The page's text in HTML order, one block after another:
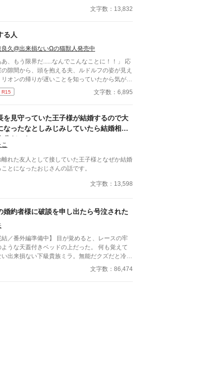
がないし！寒いところ嫌いだし！よし、やめよ
こうして俺は逃亡することに決めた。
文字数：13,832
る人
良久@出来損ないΩの猫獣人発売中
あ、もう限界だ......なんでこんなことに！！」 応
の隙間から、頭を抱える夫、ルドルフの姿が見え
リオンの帰りが遅いことを知っていたから気が緩
屋敷で愚痴を溢してしまったのだろう。 三年
ルドルフの家からの申し出により、リオンは彼と
性がいたのだ。 『限界』という言葉に悩んだリ
はやがてひとつの決断をする。
R15 文字数：6,895
を見守っていた王子様が結婚するので大
なったなとしみじみしていたら結婚相手
分だった
離れた友人として接していた王子様となぜか結婚
とになったおじさんの話です。
文字数：13,598
婚約者様に破談を申し出たら号泣された
結／番外編準備中】 目が覚めると、レースの牢
ような天蓋付きベッドの上だった。 何も覚えて
い出来損ない下級貴族ミラ。無能だクズだと冷酷
詈雑言を浴びせてくる氷の騎士セティアス。 記
失から始まる、２人のファンタジー貴族ラブコメ
文字数：86,474